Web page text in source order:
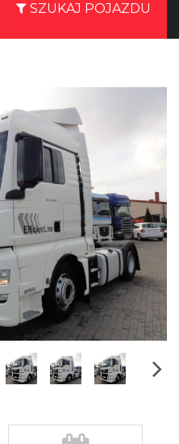
SZUKAJ POJAZDU